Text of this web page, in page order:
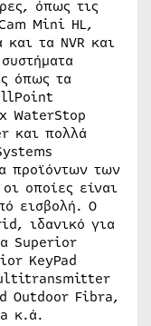
όπως τις
Mini HL,
τα NVR και
όπως τα
WaterStop
και πολλά
προϊόντων των
οι οποίες είναι
εισβολή. Ο
ιδανικό για
Superior
KeyPad
Outdoor Fibra,
κ.ά.